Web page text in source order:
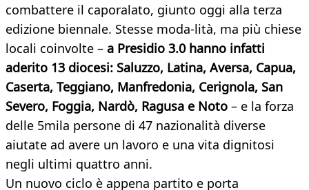
combattere il caporalato, giunto oggi alla terza
edizione biennale. Stesse moda-lità, ma più chiese
locali coinvolte – a Presidio 3.0 hanno infatti
aderito 13 diocesi: Saluzzo, Latina, Aversa, Capua,
Caserta, Teggiano, Manfredonia, Cerignola, San
Severo, Foggia, Nardò, Ragusa e Noto – e la forza
delle 5mila persone di 47 nazionalità diverse
aiutate ad avere un lavoro e una vita dignitosi
negli ultimi quattro anni.
Un nuovo ciclo è appena partito e porta